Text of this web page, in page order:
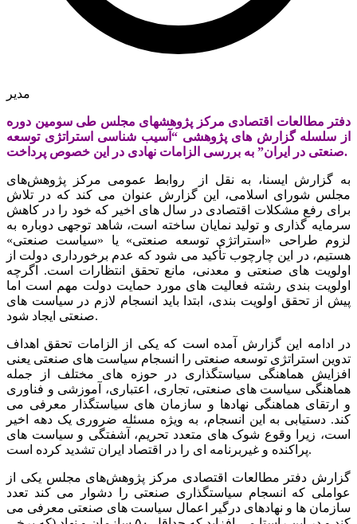
مدیر
دفتر مطالعات اقتصادی مرکز پژوهش‏های مجلس طی سومین دوره
از سلسله گزارش های پژوهشی “آسیب شناسی استراتژی توسعه
صنعتی در ایران” به بررسی الزامات نهادی در این خصوص پرداخت.
به گزارش ایسنا، به نقل از روابط عمومی مرکز پژوهش‌های
مجلس شورای اسلامی، این گزارش عنوان می کند که در تلاش
برای رفع مشکلات اقتصادی در سال های اخیر که خود را در کاهش
سرمایه گذاری و تولید نمایان ساخته است، شاهد توجهی دوباره به
لزوم طراحی «استراتژی توسعه صنعتی» یا «سیاست صنعتی»
هستیم، در این چارچوب تأکید می شود که عدم برخورداری دولت از
اولویت های صنعتی و معدنی، مانع تحقق انتظارات است. اگرچه
اولویت بندی رشته فعالیت های مورد حمایت دولت مهم است اما
پیش از تحقق اولویت بندی، ابتدا باید انسجام لازم در سیاست های
صنعتی ایجاد شود.
در ادامه این گزارش آمده است که یکی از الزامات تحقق اهداف
تدوین استراتژی توسعه صنعتی را انسجام سیاست های صنعتی یعنی
افزایش هماهنگی سیاستگذاری در حوزه های مختلف از جمله
هماهنگی سیاست های صنعتی، تجاری، اعتباری، آموزشی و فناوری
و ارتقای هماهنگی نهادها و سازمان های سیاستگذار معرفی می
کند. دستیابی به این انسجام، به ویژه مسئله ضروری یک دهه اخیر
است، زیرا وقوع شوک های متعدد تحریم، آشفتگی و سیاست های
پراکنده و غیربرنامه ای را در اقتصاد ایران تشدید کرده است.
گزارش دفتر مطالعات اقتصادی مرکز پژوهش‌های مجلس یکی از
عواملی که انسجام سیاستگذاری صنعتی را دشوار می کند تعدد
سازمان ها و نهادهای درگیر اعمال سیاست های صنعتی معرفی می